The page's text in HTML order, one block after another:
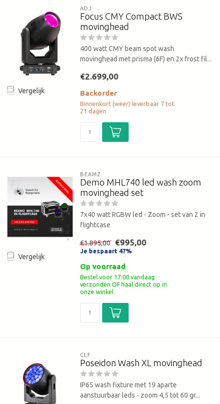
Vergelijk
ADJ
Focus CMY Compact BWS
movinghead
400 watt CMY beam spot wash
movinghead met prisma (6F) en 2x frost fil...
€2.699,00
Backorder
Binnenkort (weer) leverbaar 7 tot
21 dagen
Vergelijk
BEAMZ
Demo MHL740 led wash zoom
movinghead set
7x40 watt RGBW led - Zoom - set van 2 in
flightcase
€1.895,00 €995,00
Je bespaart 47%
Op voorraad
Bestel voor 17:00 vandaag
verzonden OF haal direct op in
onze winkel
CLF
Poseidon Wash XL movinghead
IP65 wash fixture met 19 aparte
aanstuurbaar leds - zoom 4,5 tot 60 gr...